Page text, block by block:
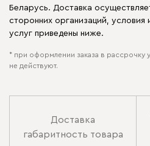
Беларусь. Доставка
сторонних организаций,
услуг приведены ниже.
* при оформлении заказа в рассрочку
не действуют.
Доставка
габаритность товара